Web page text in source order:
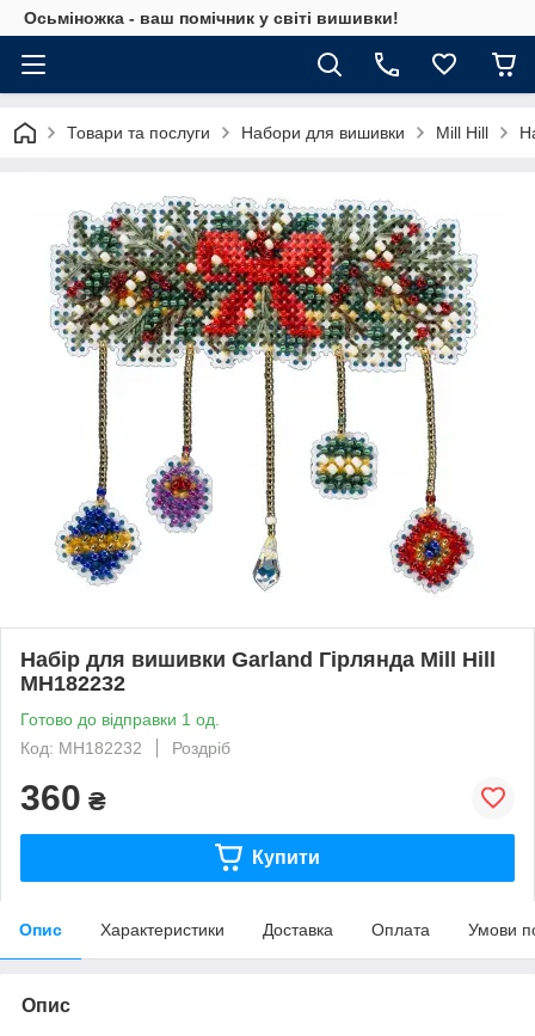
Осьміножка - ваш помічник у світі вишивки!
Товари та послуги Набори для вишивки Mill Hill
Набір для вишивки Garland Гірлянда Mill Hill
MH182232
Готово до відправки 1 од.
Код: MH182232
Роздріб
360 ₴
Купити
Опис Характеристики Доставка Оплата Умови
Опис